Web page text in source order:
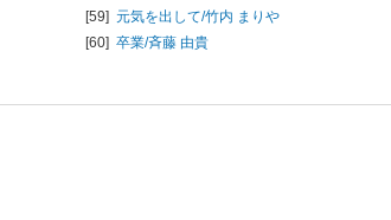
[59] 元気を出して/竹内 まりや
[60] 卒業/斉藤 由貴